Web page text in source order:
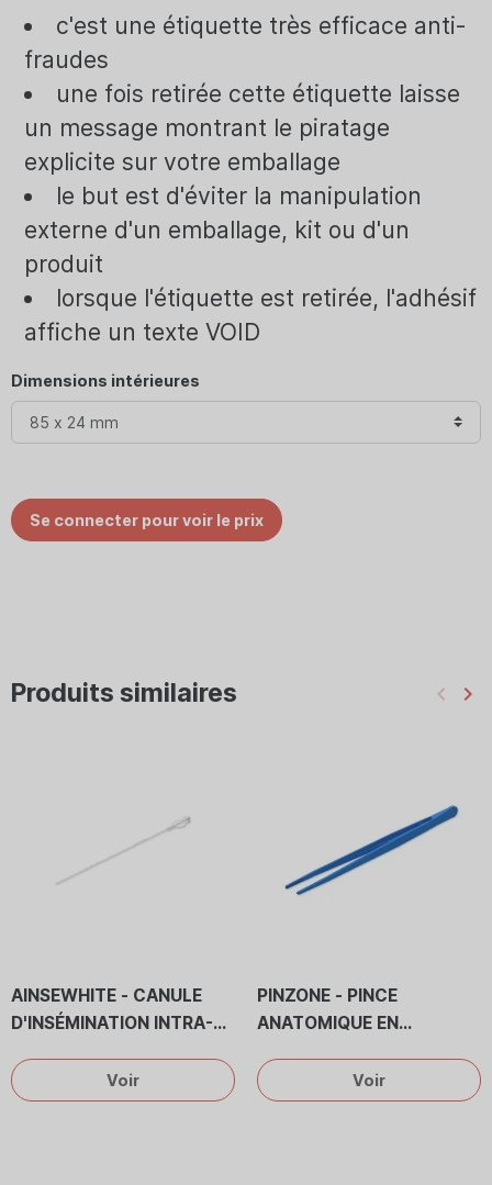
c'est une étiquette très efficace anti-
fraudes
une fois retirée cette étiquette laisse
un message montrant le piratage
explicite sur votre emballage
le but est d'éviter la manipulation
externe d'un emballage, kit ou d'un
produit
lorsque l'étiquette est retirée, l'adhésif
affiche un texte VOID
Dimensions intérieures
Se connecter pour voir le prix
Produits similaires keyboard_arrow_left keyboard_arrow_right
AINSEWHITE - CANULE
D'INSÉMINATION INTRA-
Voir
PINZONE - PINCE
ANATOMIQUE EN
Voir